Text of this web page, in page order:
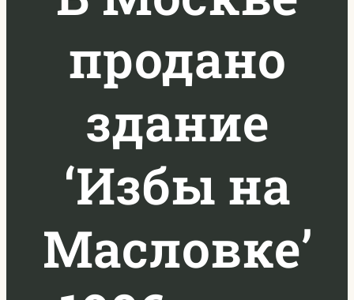
продано
здание
‘Избы на
Масловке’